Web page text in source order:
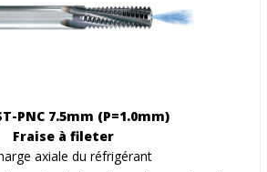
PNC 7.5mm (P=1.0mm)
Fraise à fileter
axiale du réfrigérant